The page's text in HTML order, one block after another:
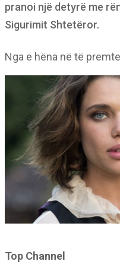
pranoi një detyrë me
Sigurimit Shtetëror.
Nga e hëna në të
Top Channel